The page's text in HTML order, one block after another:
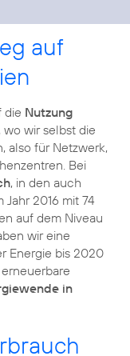
auf
die Nutzung
wir selbst die
also für Netzwerk,
Bei
, in den auch
2016 mit 74
auf dem Niveau
wir eine
Energie bis 2020
in